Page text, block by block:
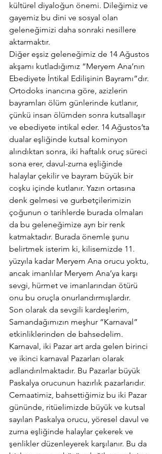
kültürel diyaloğun önemi. Dileğimiz ve
gayemiz bu dini ve sosyal olan
geleneğimizi daha sonraki nesillere
aktarmaktır.
Diğer eşsiz geleneğimiz de 14 Ağustos
akşamı kutladığımız “Meryem Ana’nın
Ebediyete İntikal Edilişinin Bayramı”dır.
Ortodoks inancına göre, azizlerin
bayramları ölüm günlerinde kutlanır,
çünkü insan ölümden sonra kutsallaşır
ve ebediyete intikal eder. 14 Ağustos’ta
dualar eşliğinde kutsal kominyon
alındıktan sonra, iki haftalık oruç süreci
sona erer, davul-zurna eşliğinde
halaylar çekilir ve bayram büyük bir
coşku içinde kutlanır. Yazın ortasına
denk gelmesi ve gurbetçilerimizin
çoğunun o tarihlerde burada olmaları
da bu geleneğimize ayrı bir renk
katmaktadır. Burada önemle şunu
belirtmek isterim ki, kilisemizde 11.
yüzyıla kadar Meryem Ana orucu yoktu,
ancak imanlılar Meryem Ana’ya karşı
sevgi, hürmet ve imanlarından ötürü
onu bu oruçla onurlandırmışlardır.
Son olarak da sevgili kardeşlerim,
Samandağımızın meşhur “Karnaval”
etkinliklerinden de bahsedelim.
Karnaval, iki Pazar art arda gelen birinci
ve ikinci karnaval Pazarları olarak
adlandırılmaktadır. Bu Pazarlar büyük
Paskalya orucunun hazırlık pazarlarıdır.
Cemaatimiz, bahsettiğimiz bu iki Pazar
gününde, ritüelimizde büyük ve kutsal
sayılan Paskalya orucu, yöresel davul ve
zurna eşliğinde halaylar çekerek ve
şenlikler düzenleyerek karşılanır. Bu da